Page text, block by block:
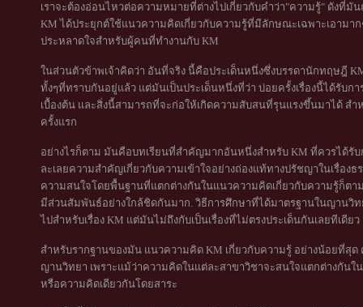
เราจะต้องอ่อนไหวต่อความหมายที่ต่างไปเกี่ยวกับคำว่า"ความรู้" ดังที่มั
KM ได้ประยุกต์ใช้แนวความคิดเกี่ยวกับความรู้ที่มีลักษณะเฉพาะเอามาก
ประหลาดใจสำหรับผู้คนที่ทำงานกับ KM
ในส่วนตัวข้าพเจ้าคิดว่า อันที่จริง นี้คือประเด็นหนึ่งซึ่งบรรดานักทฤษฎี
ทั้งๆที่ทราบกันอยู่แล้ว แต่มันเป็นประเด็นหนึ่งที่ว่า บ่อยครั้งเรื่องนี้ได้รับก
เบื้องต้น และสิ่งนี้สามารถที่จะก่อให้เกิดความสับสนที่รุนแรงขึ้นมาได้ สำ
ครั้งแรก
อย่างไรก็ตาม มันคือบทเรียนที่สำคัญมากอันหนึ่งสำหรับ KM ที่ควรได้รั
ละเลยความสำคัญเกี่ยวกับความเข้าใจอย่างถ่องแท้ทางปรัชญาในเรื่อง
ความสนใจโดยพื้นฐานที่แตกต่างกันในแนวความคิดเกี่ยวกับความรู้ก็ต
มีส่วนสัมพันธ์อย่างใกล้ชิดกันมาก. วิธีการศึกษาที่ได้มาตรฐานในญานวิ
ไปสำหรับเรื่อง KM แต่มันไม่ถึงกับเป็นเรื่องที่ไม่ตรงประเด็นกันเลยทีเดียว
สำหรับรากฐานของมัน แนวความคิด KM เกี่ยวกับความรู้ อย่างน้อยที่สุ
ญานวิทยา เพราะแม้ว่าความคิดในแต่ละสาขาวิชาจะสนใจแตกต่างกัน
หรือความคิดเดียวกันโดยสาระ